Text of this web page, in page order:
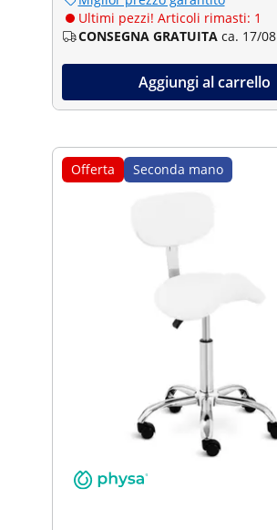
Ultimi pezzi! Articoli rimasti: 1
CONSEGNA GRATUITA ca. 17/08
Aggiungi al carrello
Offerta Seconda mano